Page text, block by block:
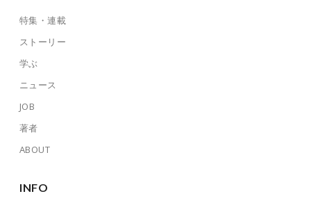
特集・連載
ストーリー
学ぶ
ニュース
JOB
著者
ABOUT
INFO